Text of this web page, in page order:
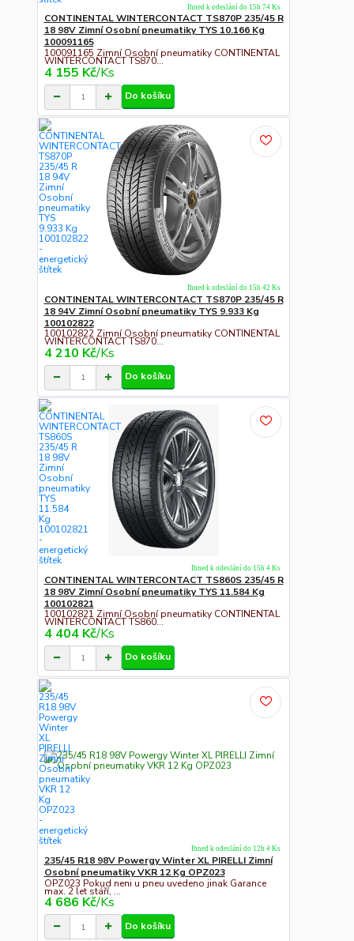
CONTINENTAL WINTERCONTACT TS870P 235/45 R
18 98V Zimní Osobní pneumatiky TYS 10.166 Kg
100091165
100091165 Zimní Osobní pneumatiky CONTINENTAL
WINTERCONTACT TS870...
4 155 Kč/Ks
Ihned k odeslání do 15h 74 Ks
Do košíku
CONTINENTAL WINTERCONTACT TS870P 235/45 R
18 94V Zimní Osobní pneumatiky TYS 9.933 Kg
100102822
100102822 Zimní Osobní pneumatiky CONTINENTAL
WINTERCONTACT TS870...
4 210 Kč/Ks
Ihned k odeslání do 15h 42 Ks
Do košíku
CONTINENTAL WINTERCONTACT TS860S 235/45 R
18 98V Zimní Osobní pneumatiky TYS 11.584 Kg
100102821
100102821 Zimní Osobní pneumatiky CONTINENTAL
WINTERCONTACT TS860...
4 404 Kč/Ks
Ihned k odeslání do 15h 4 Ks
Do košíku
235/45 R18 98V Powergy Winter XL PIRELLI Zimní
Osobní pneumatiky VKR 12 Kg OPZ023
OPZ023 Pokud neni u pneu uvedeno jinak Garance
max. 2 let stáří, ...
4 686 Kč/Ks
Ihned k odeslání do 12h 4 Ks
Do košíku